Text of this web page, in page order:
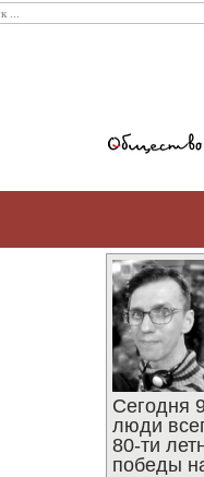
Сегодня
люди
80-ти
победы